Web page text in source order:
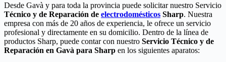
Desde Gavà y para toda la provincia puede solicitar nuestro Servicio
Técnico y de Reparación de electrodomésticos Sharp. Nuestra
empresa con más de 20 años de experiencia, le ofrece un servicio
profesional y directamente en su domicilio. Dentro de la línea de
productos Sharp, puede contar con nuestro Servicio Técnico y de
Reparación en Gavà para Sharp en los siguientes aparatos: